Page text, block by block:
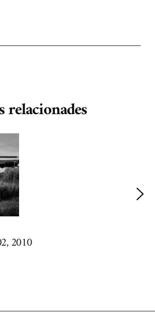
relacionades
2010